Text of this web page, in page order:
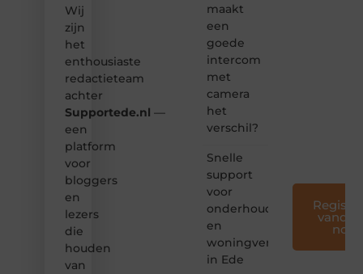
Wij
zijn
het
enthousiaste
redactieteam
achter
Supportede.nl —
een
platform
voor
bloggers
en
lezers
die
houden
van
maakt
een
goede
intercom
met
camera
het
verschil?
Snelle
support
voor
onderhoud
en
woningverbetering
in Ede
nog